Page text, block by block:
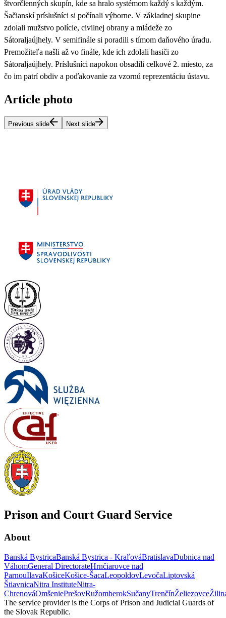
štvorčlenných skupín, kde sa hralo systémom každý s každým.
Šačianskí príslušníci si počínali výborne. V základnej skupine
zdolali mužstvo polície, civilnej obrany a mládeže zo
Sátoraljaújhely. V semifinále si poradili s tímom daňového úradu.
Premožiteľa našli až vo finále, kde ich zdolali hasiči zo
Sátoraljaújhely. Príslušníci napokon obsadili celkové 2. miesto, za
čo im patrí obdiv a poďakovanie za vzornú reprezentáciu ústavu.
Article photo
Previous slide Next slide
Prison and Court Guard Service
About
Banská BystricaBanská Bystrica - KraľováBratislavaDubnica nad
VáhomGeneral DirectorateHrnčiarovce nad
ParnouIlavaKošiceKošice-ŠacaLeopoldovLevočaLiptovská
ŠtiavnicaNitra InstituteNitra-
ChrenováOmšeniePrešovRužomberokSučanyTrenčínŽeliezovce
The service provider is the Corps of Prison and Judicial Guards of
the Slovak Republic.